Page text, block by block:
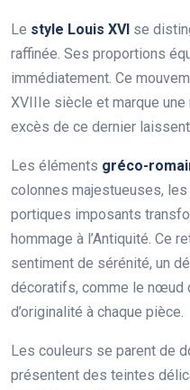
Le style Louis XVI se
raffinée. Ses proportions
immédiatement. Ce
XVIIIe siècle et marque une
excès de ce dernier
Les éléments gréco-
colonnes majestueuses,
portiques imposants
hommage à l’Antiquité. Ce
sentiment de sérénité, un
décoratifs, comme le nœud
d’originalité à chaque pièce.
Les couleurs se parent de
présentent des teintes